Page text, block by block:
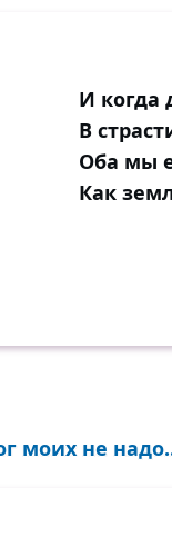
И когда
В
Оба мы
Как
моих не